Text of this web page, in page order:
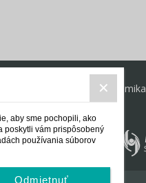
Ekonomika
aby sme pochopili, ako
poskytli vám prispôsobený
používania súborov
Odmietnuť